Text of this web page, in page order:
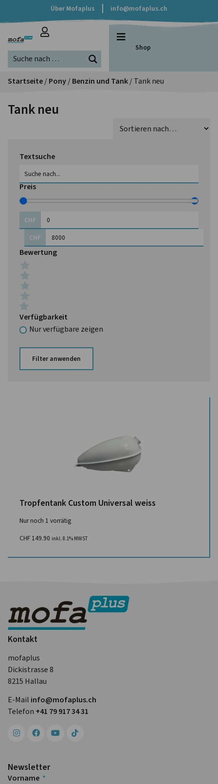
Über Mofaplus info@mofaplus.ch
Shop
Startseite/Pony/Benzin und Tank/ Tank neu
Tank neu
Textsuche
Preis
CHF
CHF
Bewertung
Verfügbarkeit
Nur verfügbare zeigen
Filter anwenden
Tropfentank Custom Universal weiss
Nur noch 1 vorrätig
CHF 149.90 inkl. 8.1% MWST
Kontakt
mofaplus
Dickistrasse 8
8215 Hallau
E-Mail info@mofa­plus.ch
Telefon +41 79 917 34 31
Newsletter
Vorname